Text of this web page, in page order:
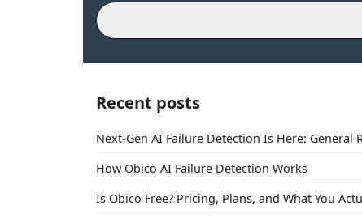
Recent posts
Next-Gen AI Failure Detection Is Here: General
How Obico AI Failure Detection Works
Is Obico Free? Pricing, Plans, and What You